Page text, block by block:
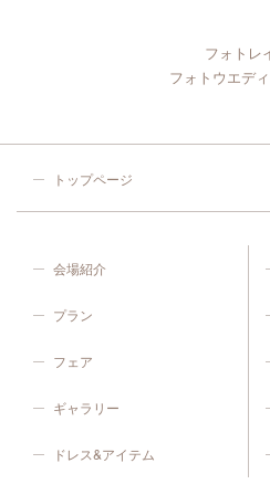
フォトレ
フォトウエデ
トップページ
会場紹介
プラン
フェア
ギャラリー
ドレス&アイテム